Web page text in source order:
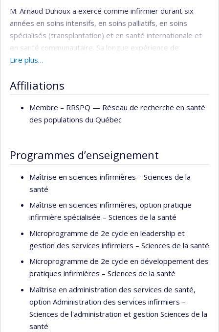
M. Arnaud Duhoux a exercé comme infirmier durant six
années en soins intensifs, en soins palliatifs, en soins
spécialisés (transplantation) et en santé internationale et
en santé communautaire. Sa longue expérience de
bénévole auprès des personnes itinérantes l’a sensibilisé
primaires pour les populations vulnérables et a non
seulement orienté sa programmation de recherche, mais
aussi contribué à son objectif de soutenir l’avancement des
sciences infirmières en soins primaires. Il s'intéresse
ligne.
M. Duhoux a débuté sa carrière de professeur à la Faculté
des sciences infirmières au rang de chargé
d’enseignement en juin 2012. Sa thèse en santé publique
soutenue avec succès (mention Excellence) en août 2013
portait sur la qualité des soins de première ligne pour les
personnes dépressives souffrant de dépression majeure
(Université de Montréal, option épidémiologie). M. Duhoux
a été nommé professeur au rang d’adjoint en novembre
2013, puis professeur agrégé en 2020. Il enseigne le
leadership au premier cycle et la mesure et l'amélioration
de la qualité des soins et services aux cycles supérieurs.
Prix et distinctions
Lire plus…
Affiliations
Membre – RRSPQ — Réseau de recherche en santé
des populations du Québec
Programmes d’enseignement
Maîtrise en sciences infirmières – Sciences de la
santé
Maîtrise en sciences infirmières, option pratique
infirmière spécialisée – Sciences de la santé
Microprogramme de 2e cycle en leadership et
gestion des services infirmiers – Sciences de la santé
Microprogramme de 2e cycle en développement des
pratiques infirmières – Sciences de la santé
Maîtrise en administration des services de santé,
option Administration des services infirmiers –
Sciences de l'administration et gestion Sciences de la
santé